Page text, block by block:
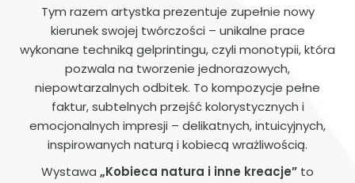
Tym razem artystka prezentuje zupełnie nowy
kierunek swojej twórczości – unikalne prace
wykonane techniką gelprintingu, czyli monotypii, która
pozwala na tworzenie jednorazowych,
niepowtarzalnych odbitek. To kompozycje pełne
faktur, subtelnych przejść kolorystycznych i
emocjonalnych impresji – delikatnych, intuicyjnych,
inspirowanych naturą i kobiecą wrażliwością.
Wystawa „Kobieca natura i inne kreacje” to